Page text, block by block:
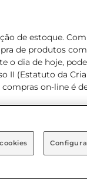
de estoque.
de produtos
o dia de hoje,
II (Estatuto da
on-line é